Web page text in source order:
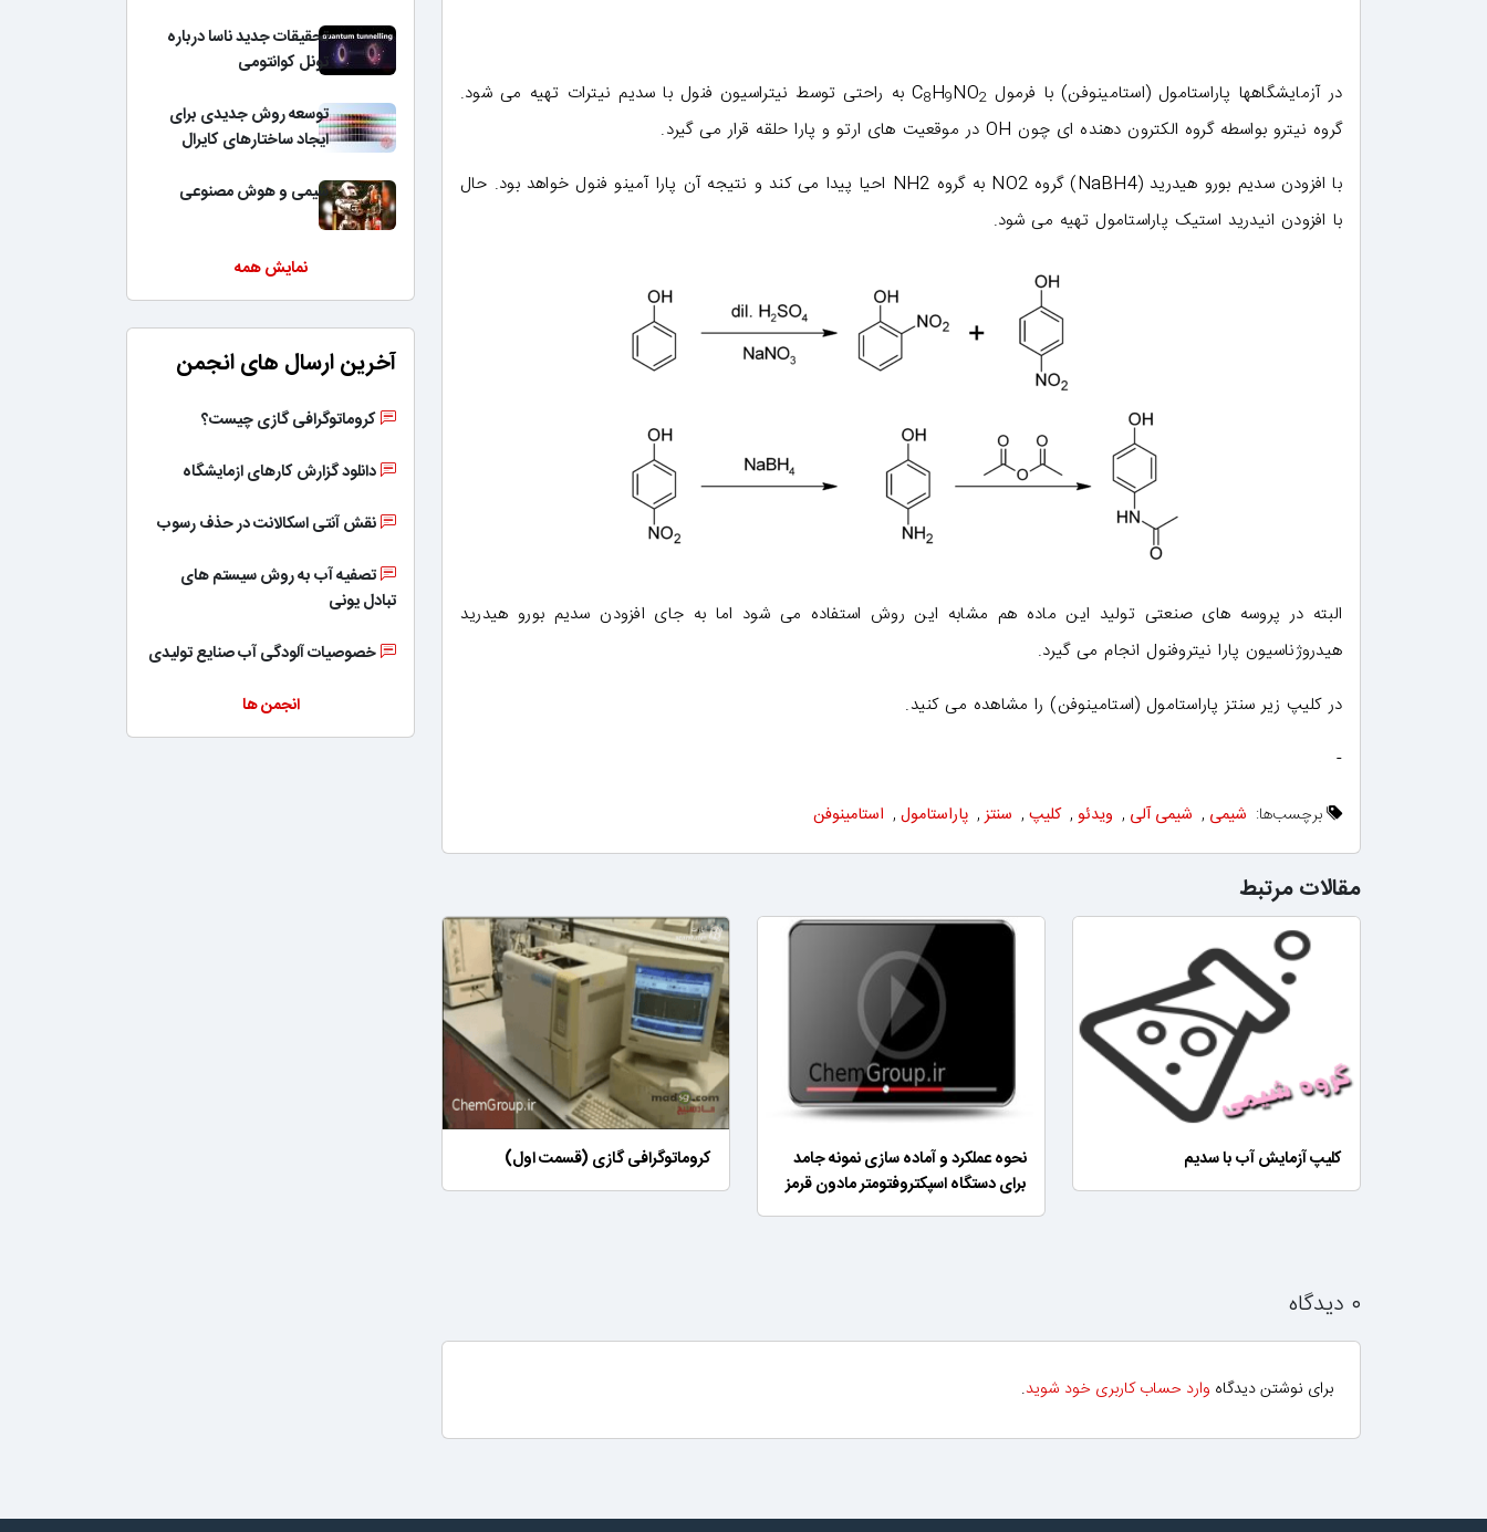
در آزمایشگاهها پاراستامول (استامینوفن) با فرمول C8H9NO2
به راحتی توسط نیتراسیون فنول با سدیم نیترات تهیه می شود.
گروه نیترو بواسطه گروه الکترون دهنده ای چون OH در موقعیت های ارتو و پارا حلقه قرار می گیرد.
با افزودن سدیم بورو هیدرید (NaBH4) گروه NO2 به گروه NH2 احیا پیدا می کند و نتیجه آن پارا آمینو فنول خواهد بود. حال
با افزودن انیدرید استیک پاراستامول تهیه می شود.
البته در پروسه های صنعتی تولید این ماده هم مشابه این روش استفاده می شود اما به جای افزودن سدیم بورو هیدرید
هیدروژناسیون پارا نیتروفنول انجام می گیرد.
در کلیپ زیر سنتز پاراستامول (استامینوفن) را مشاهده می کنید.
-
برچسب‌ها: شیمی , شیمی آلی , ویدئو , کلیپ , سنتز , پاراستامول , استامینوفن
مقالات مرتبط
کلیپ آزمایش آب با سدیم
نحوه عملکرد و آماده سازی نمونه جامد
برای دستگاه اسپکتروفتومتر مادون قرمز
کروماتوگرافی گازی (قسمت اول)
۰ دیدگاه
برای نوشتن دیدگاه وارد حساب کاربری خود شوید.
تحقیقات جدید ناسا درباره
تونل کوانتومی
توسعه روش جدیدی برای
ایجاد ساختارهای کایرال
شیمی و هوش مصنوعی
نمایش همه
آخرین ارسال های انجمن
کروماتوگرافی گازی چیست؟
دانلود گزارش کارهای ازمایشگاه
نقش آنتی اسکالانت در حذف رسوب
تصفیه آب به روش سیستم های
تبادل یونی
خصوصیات آلودگی آب صنایع تولیدی
انجمن ها